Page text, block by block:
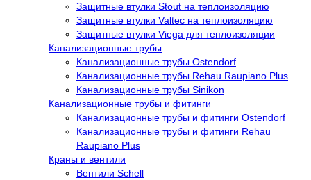
Защитные втулки Stout на теплоизоляцию
Защитные втулки Valtec на теплоизоляцию
Защитные втулки Viega для теплоизоляции
Канализационные трубы
Канализационные трубы Ostendorf
Канализационные трубы Rehau Raupiano Plus
Канализационные трубы Sinikon
Канализационные трубы и фитинги
Канализационные трубы и фитинги Ostendorf
Канализационные трубы и фитинги Rehau
Raupiano Plus
Краны и вентили
Вентили Schell